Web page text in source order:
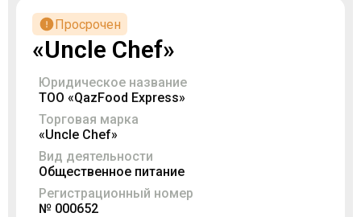
Просрочен
«Uncle Chef»
Юридическое название
TOO «QazFood Express»
Торговая марка
«Uncle Chef»
Вид деятельности
Общественное питание
Регистрационный номер
№ 000652